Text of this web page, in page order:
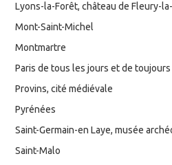
Lyons-la-Forêt, château de Fleury-
Mont-Saint-Michel
Montmartre
Paris de tous les jours et de toujours
Provins, cité médiévale
Pyrénées
Saint-Germain-en Laye, musée
Saint-Malo